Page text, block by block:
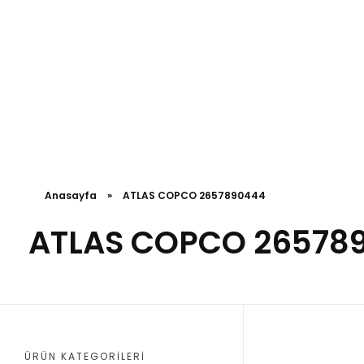
Anasayfa » ATLAS COPCO 2657890444
ATLAS COPCO
ÜRÜN KATEGORILERI